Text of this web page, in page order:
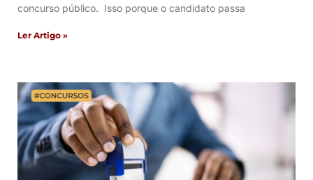
concurso público. Isso porque o candidato passa
Ler Artigo »